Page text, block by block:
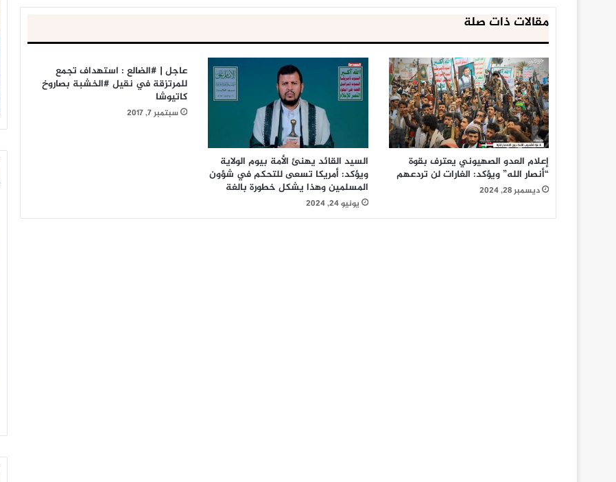
مقالات ذات صلة
إعلام العدو الصهيوني يعترف بقوة
“أنصار الله” ويؤكد: الغارات لن تردعهم
ديسمبر 28, 2024
السيد القائد يهنئ الأمة بيوم الولاية
ويؤكد: أمريكا تسعى للتحكم في شؤون
المسلمين وهذا يشكل خطورة بالغة
يونيو 24, 2024
عاجل | #الضالع : استهداف تجمع
للمرتزقة في نقيل #الخشبة بصاروخ
كاتيوشا
سبتمبر 7, 2017